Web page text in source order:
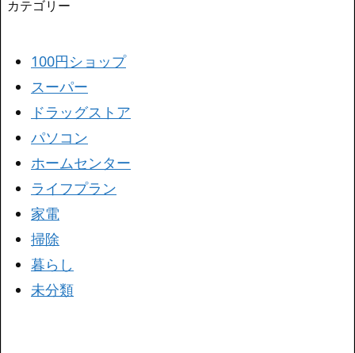
カテゴリー
100円ショップ
スーパー
ドラッグストア
パソコン
ホームセンター
ライフプラン
家電
掃除
暮らし
未分類